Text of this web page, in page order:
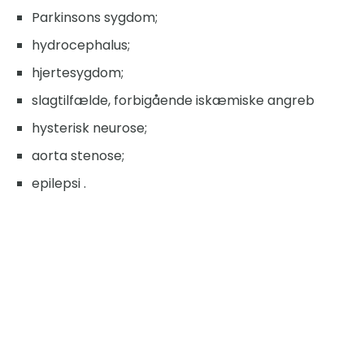
Parkinsons sygdom;
hydrocephalus;
hjertesygdom;
slagtilfælde, forbigående iskæmiske angreb
hysterisk neurose;
aorta stenose;
epilepsi .